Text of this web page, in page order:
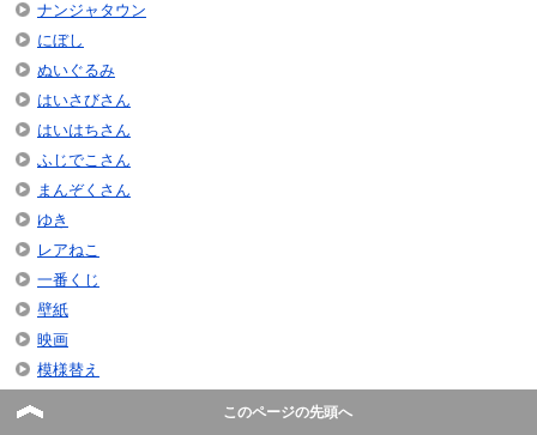
ナンジャタウン
にぼし
ぬいぐるみ
はいさびさん
はいはちさん
ふじでこさん
まんぞくさん
ゆき
レアねこ
一番くじ
壁紙
映画
模様替え
このページの先頭へ